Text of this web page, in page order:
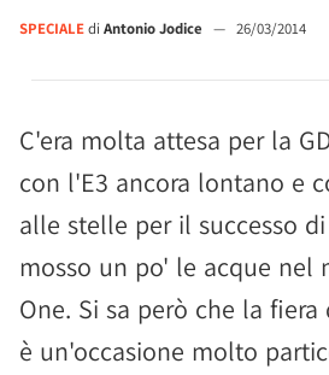
SPECIALEdi Antonio Jodice — 26/03/2014
C'era molta attesa per la
con l'E3 ancora lontano e
alle stelle per il successo
mosso un po' le acque nel
One. Si sa però che la fiera
è un'occasione molto